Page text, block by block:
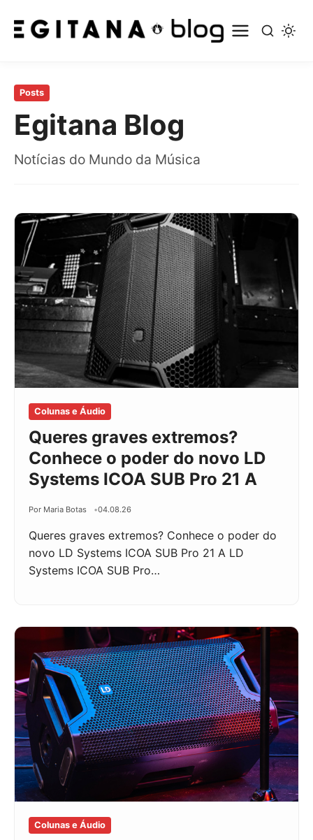
para
conteúdo
principal
Posts
Egitana Blog
Notícias do Mundo da Música
Colunas e Áudio
Queres graves extremos?
Conhece o poder do novo LD
Systems ICOA SUB Pro 21 A
Por Maria Botas 04.08.26
Queres graves extremos? Conhece o poder do
novo LD Systems ICOA SUB Pro 21 A LD
Systems ICOA SUB Pro…
Colunas e Áudio